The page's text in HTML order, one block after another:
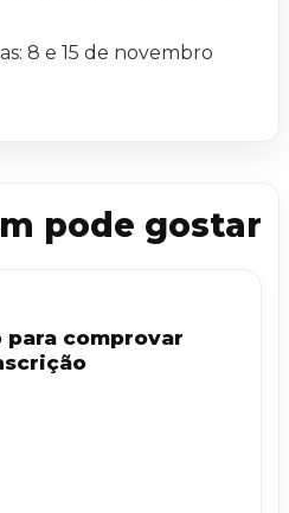
8 e 15 de novembro
pode gostar
para comprovar